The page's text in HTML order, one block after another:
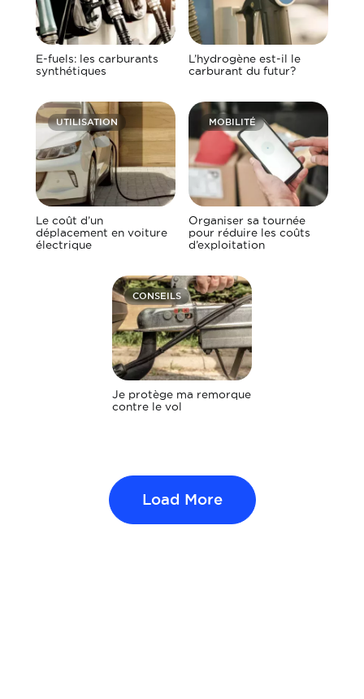
E-fuels: les carburants
synthétiques
L’hydrogène est-il le
carburant du futur?
UTILISATION
Le coût d’un
déplacement en voiture
électrique
MOBILITÉ
Organiser sa tournée
pour réduire les coûts
d’exploitation
CONSEILS
Je protège ma remorque
contre le vol
Load More